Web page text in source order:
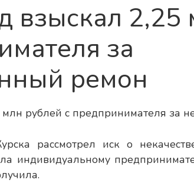
взыскал 2,25
за
ремон
рассмотрел иск о
индивидуальному